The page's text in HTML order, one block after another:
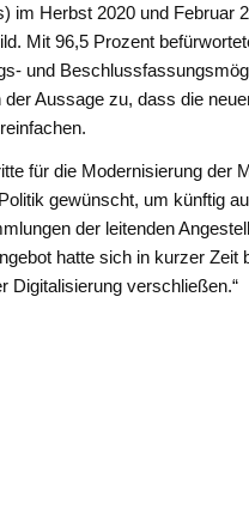
im Herbst 2020 und Februar
Mit 96,5 Prozent
und
Aussage zu, dass die
für die Modernisierung der
gewünscht, um künftig
der leitenden
hatte sich in kurzer
Digitalisierung verschließen.“